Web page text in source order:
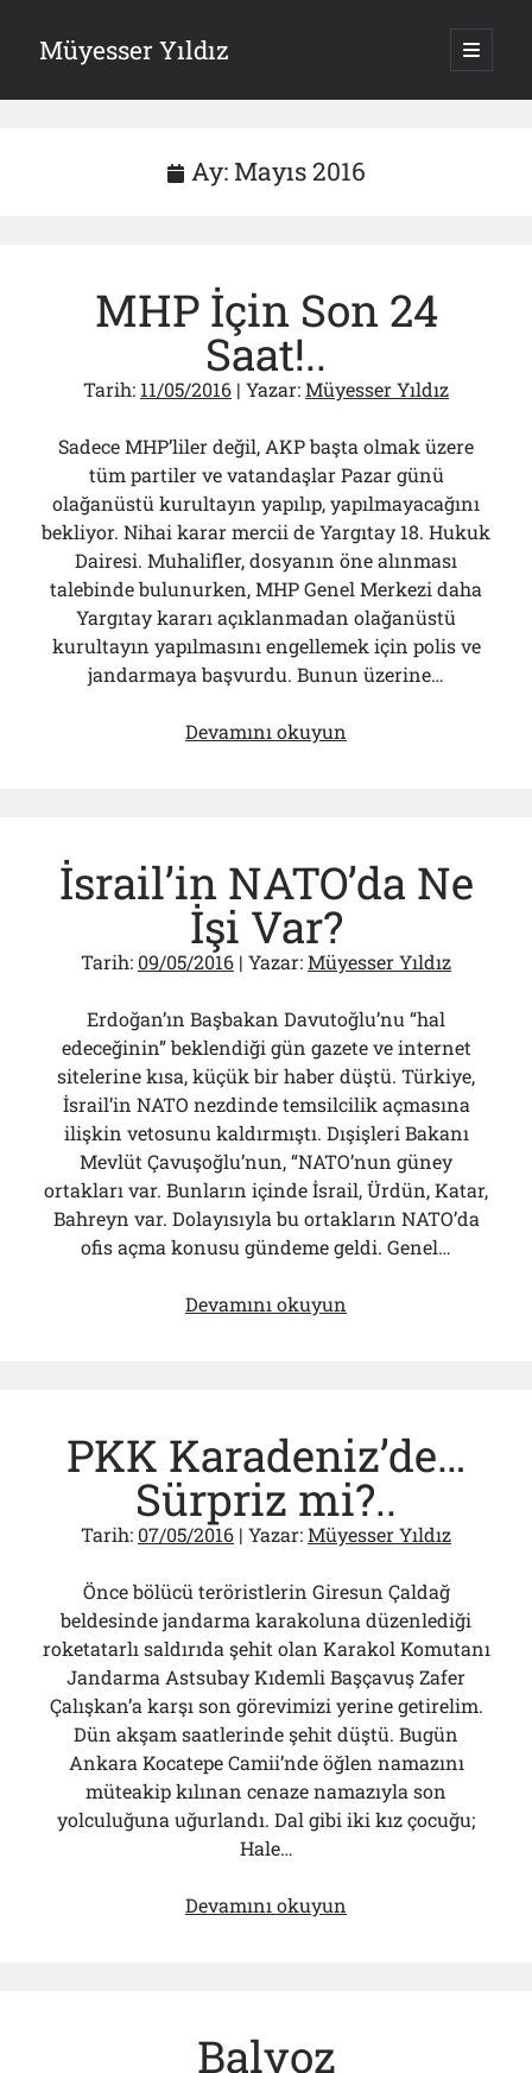
Müyesser Yıldız ana
Yan
Gazi’den Milletvekillerine Kurşun Gibi Sözler!..
07/08/2026
15 Temmuz Soruları… Nasuh Mahruki’nin “Suçu”!..
Er Gaziler 20 Gün Sonra Gelen MSB Heyetine Böyle İsyan Etti:“Bizi
Teröristlere G……yle Güldürdünüz”
01/08/2026
Papazın “Komutanı” Ayasofya ve Patrikhane İçin ABD’yi Göreve
Çağırdı!..
31/07/2026
Arşivler
Ay: Mayıs 2016
MHP İçin Son 24
Saat!..
Tarih: 11/05/2016 | Yazar:Müyesser Yıldız
Sadece MHP’liler değil, AKP başta olmak üzere
tüm partiler ve vatandaşlar Pazar günü
olağanüstü kurultayın yapılıp, yapılmayacağını
bekliyor. Nihai karar mercii de Yargıtay 18. Hukuk
Dairesi. Muhalifler, dosyanın öne alınması
talebinde bulunurken, MHP Genel Merkezi daha
Yargıtay kararı açıklanmadan olağanüstü
kurultayın yapılmasını engellemek için polis ve
jandarmaya başvurdu. Bunun üzerine…
Devamını okuyun
İsrail’in NATO’da Ne
İşi Var?
Tarih: 09/05/2016 | Yazar:Müyesser Yıldız
Erdoğan’ın Başbakan Davutoğlu’nu “hal
edeceğinin” beklendiği gün gazete ve internet
sitelerine kısa, küçük bir haber düştü. Türkiye,
İsrail’in NATO nezdinde temsilcilik açmasına
ilişkin vetosunu kaldırmıştı. Dışişleri Bakanı
Mevlüt Çavuşoğlu’nun, “NATO’nun güney
ortakları var. Bunların içinde İsrail, Ürdün, Katar,
Bahreyn var. Dolayısıyla bu ortakların NATO’da
ofis açma konusu gündeme geldi. Genel…
Devamını okuyun
PKK Karadeniz’de…
Sürpriz mi?..
Tarih: 07/05/2016 | Yazar:Müyesser Yıldız
Önce bölücü teröristlerin Giresun Çaldağ
beldesinde jandarma karakoluna düzenlediği
roketatarlı saldırıda şehit olan Karakol Komutanı
Jandarma Astsubay Kıdemli Başçavuş Zafer
Çalışkan’a karşı son görevimizi yerine getirelim.
Dün akşam saatlerinde şehit düştü. Bugün
Ankara Kocatepe Camii’nde öğlen namazını
müteakip kılınan cenaze namazıyla son
yolculuğuna uğurlandı. Dal gibi iki kız çocuğu;
Hale…
Devamını okuyun
Balyoz